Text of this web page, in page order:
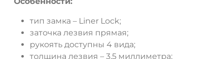
тип замка – Liner Lock;
заточка лезвия прямая;
рукоять доступны 4 вида;
толщина лезвия – 3,5 миллиметра;